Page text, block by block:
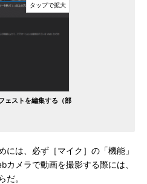
ェストを編集する（部
は、必ず［マイク］の「機能」
カメラで動画を撮影する際には、
だ。